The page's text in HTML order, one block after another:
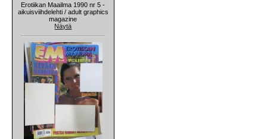
Erotiikan Maailma 1990 nr 5 -
aikuisviihdelehti / adult graphics
magazine
Näytä